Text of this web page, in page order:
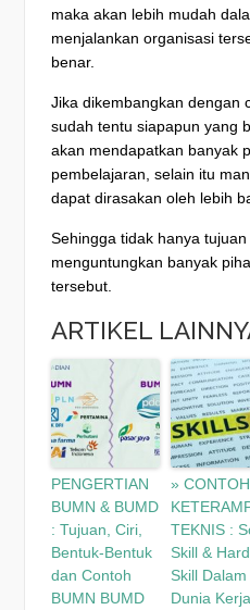
maka akan lebih mudah
menjalankan organisasi
benar.
Jika dikembangkan dengan
sudah tentu siapapun yang
akan mendapatkan banyak
pembelajaran, selain itu
dapat dirasakan oleh lebih
Sehingga tidak hanya
menguntungkan banyak
tersebut.
ARTIKEL
PENGERTIAN
BUMN & BUMD
: Tujuan, Ciri,
Bentuk-Bentuk
dan Contoh
BUMN BUMD
» CONTOH
TEKNIS :
Skill & Hard
Skill Dalam
Dunia Kerja